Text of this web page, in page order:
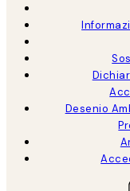
Desenio